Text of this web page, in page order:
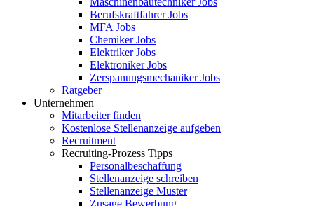
Berufskraftfahrer Jobs
MFA Jobs
Chemiker Jobs
Elektriker Jobs
Elektroniker Jobs
Zerspanungsmechaniker Jobs
Ratgeber
Unternehmen
Mitarbeiter finden
Kostenlose Stellenanzeige aufgeben
Recruitment
Recruiting-Prozess Tipps
Personalbeschaffung
Stellenanzeige schreiben
Stellenanzeige Muster
Zusage Bewerbung